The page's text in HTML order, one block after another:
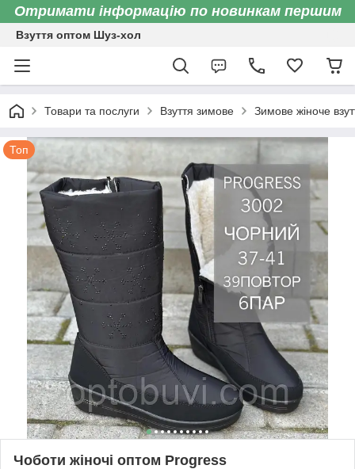
Отримати інформацію по новинкам першим
Взуття оптом Шуз-хол
Товари та послуги Взуття зимове Зимове жіноче
Топ
Чоботи жіночі оптом Progress